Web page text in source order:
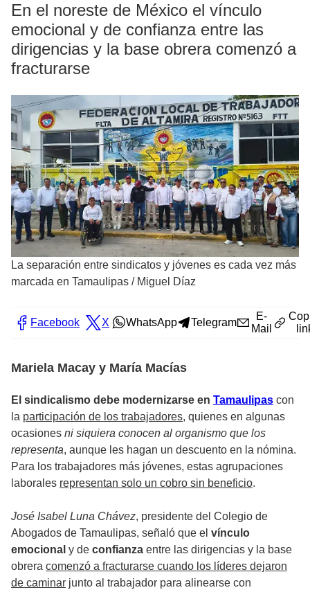
En el noreste de México el vínculo
emocional y de confianza entre las
dirigencias y la base obrera comenzó a
fracturarse
La separación entre sindicatos y jóvenes es cada vez más
marcada en Tamaulipas / Miguel Díaz
Facebook X WhatsApp Telegram
E-
Mail
Mariela Macay y María Macías
El sindicalismo debe modernizarse en Tamaulipas con
la participación de los trabajadores, quienes en algunas
ocasiones ni siquiera conocen al organismo que los
representa, aunque les hagan un descuento en la nómina.
Para los trabajadores más jóvenes, estas agrupaciones
laborales representan solo un cobro sin beneficio.
José Isabel Luna Chávez, presidente del Colegio de
Abogados de Tamaulipas, señaló que el vínculo
emocional y de confianza entre las dirigencias y la base
obrera comenzó a fracturarse cuando los líderes dejaron
de caminar junto al trabajador para alinearse con